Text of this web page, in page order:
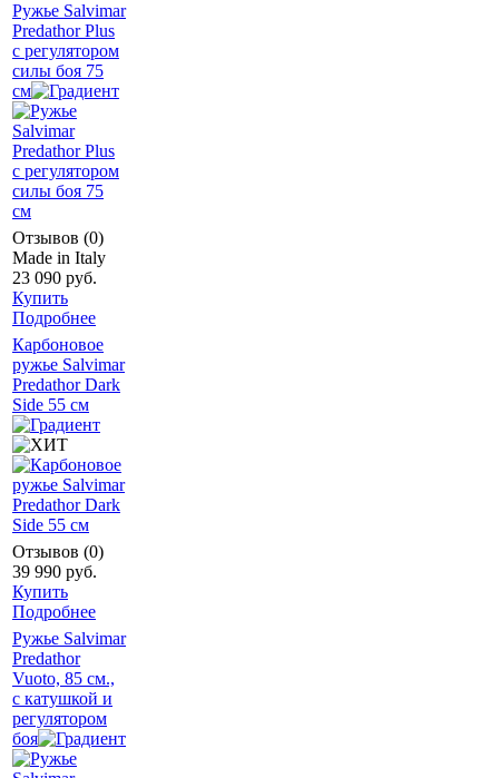
Ружье Salvimar
Predathor Plus
с регулятором
силы боя 75
см
Отзывов (0)
Made in Italy
23 090 руб.
Купить
Подробнее
Карбоновое
ружье Salvimar
Predathor Dark
Side 55 см
Отзывов (0)
39 990 руб.
Купить
Подробнее
Ружье Salvimar
Predathor
Vuoto, 85 см.,
с катушкой и
регулятором
боя